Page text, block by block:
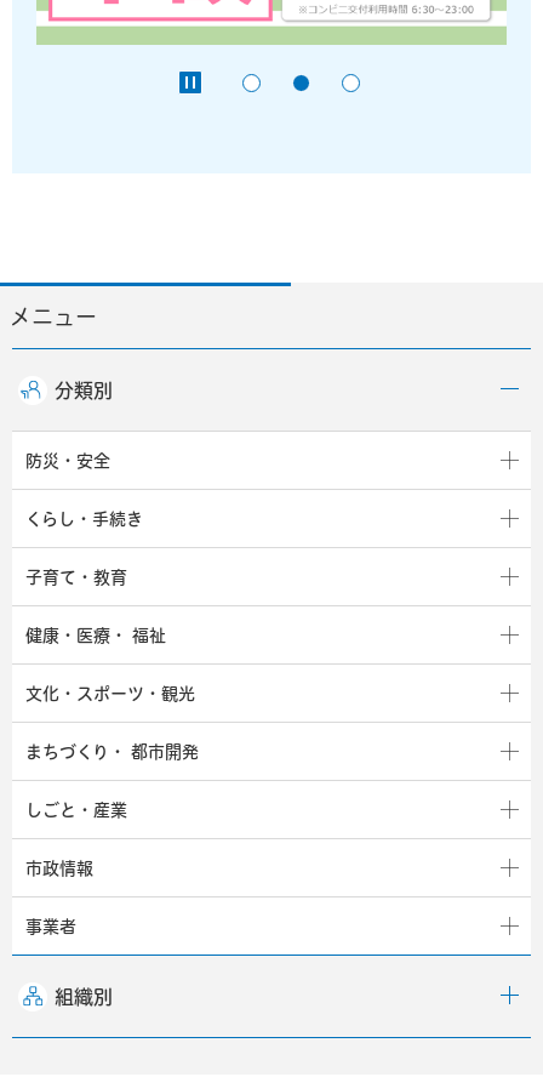
メニュー
分類別
防災・安全
くらし・手続き
子育て・教育
健康・医療・ 福祉
文化・スポーツ・観光
まちづくり・ 都市開発
しごと・産業
市政情報
事業者
組織別